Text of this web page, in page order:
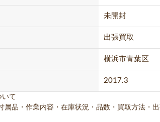
未開封
出張買取
横浜市青葉区
2017.3
いて
属品・作業内容・在庫状況・品数・買取方法・